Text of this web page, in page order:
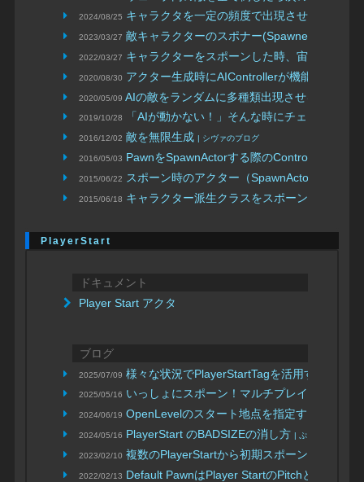
2024/08/25 キャラクタを一定の頻度で出現させる
2023/03/27 敵キャラクターのスポナー(Spawner)を作る
2022/03/27 キャラクターをスポーンした時、宙に浮く場
2020/08/30 アクター生成時にAIControllerが機能しなくな
2020/05/09 AIの敵をランダムに多種類出現させる小ネタ
2019/10/28 「AIが動かない！」そんな時にチェックする
2016/12/02 敵を無限生成 | シヴァのブログ
2016/05/03 PawnをSpawnActorする際のController生成タ
2015/06/22 スポーン時のアクター（SpawnActor）が動
2015/06/18 キャラクター派生クラスをスポーンすると動
PlayerStart
ドキュメント
Player Start アクタ
ブログ
2025/07/09 様々な状況でPlayerStartTagを活用する
2025/05/16 いっしょにスポーン！マルチプレイで同じ場
2024/06/19 OpenLevelのスタート地点を指定する
2024/05/16 PlayerStart のBADSIZEの消し方 | ぷ く
2023/02/10 複数のPlayerStartから初期スポーンを選択、
2022/02/13 Default PawnはPlayer StartのPitchとRollを無